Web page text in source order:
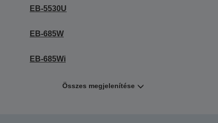
EB-5530U
EB-685W
EB-685Wi
Összes megjelenítése